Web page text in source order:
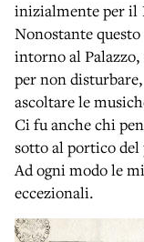
inizialmente per il
Nonostante
intorno al
per non
ascoltare le
Ci fu anche chi
sotto al portico
Ad ogni modo le
eccezionali.